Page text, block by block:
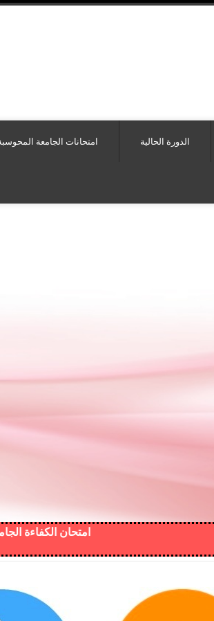
امتحانات الجامعة الدورة الحالية
لغايات التجسير
امتحان الكفاءة الجامعية